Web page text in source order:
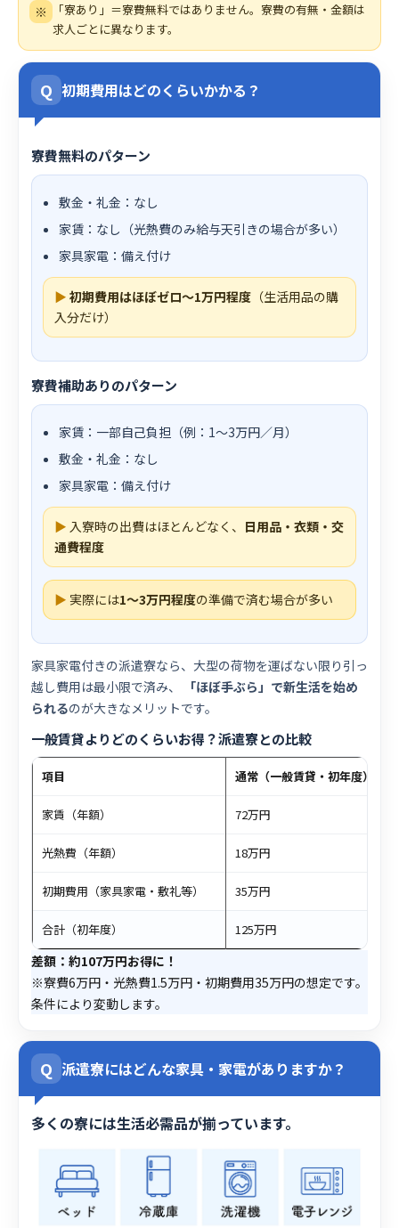
※
「寮あり」＝寮費無料ではありません。寮費の有無・金額は
求人ごとに異なります。
Q 初期費用はどのくらいかかる？
寮費無料のパターン
敷金・礼金：なし
家賃：なし（光熱費のみ給与天引きの場合が多い）
家具家電：備え付け
▶ 初期費用はほぼゼロ〜1万円程度 （生活用品の購
入分だけ）
寮費補助ありのパターン
家賃：一部自己負担（例：1〜3万円／月）
敷金・礼金：なし
家具家電：備え付け
▶ 入寮時の出費はほとんどなく、 日用品・衣類・交
通費程度
▶ 実際には1〜3万円程度の準備で済む場合が多い
家具家電付きの派遣寮なら、大型の荷物を運ばない限り引っ
越し費用は最小限で済み、
「ほぼ手ぶら」で新生活を始め
られるのが大きなメリットです。
一般賃貸よりどのくらいお得？派遣寮との比較
項目 通常（一般賃貸・初年度）
家賃（年額） 72万円
光熱費（年額） 18万円
初期費用（家具家電・敷礼等） 35万円
合計（初年度） 125万円
差額：約107万円お得に！
※寮費6万円・光熱費1.5万円・初期費用35万円の想定です。
条件により変動します。
Q 派遣寮にはどんな家具・家電がありますか？
多くの寮には生活必需品が揃っています。